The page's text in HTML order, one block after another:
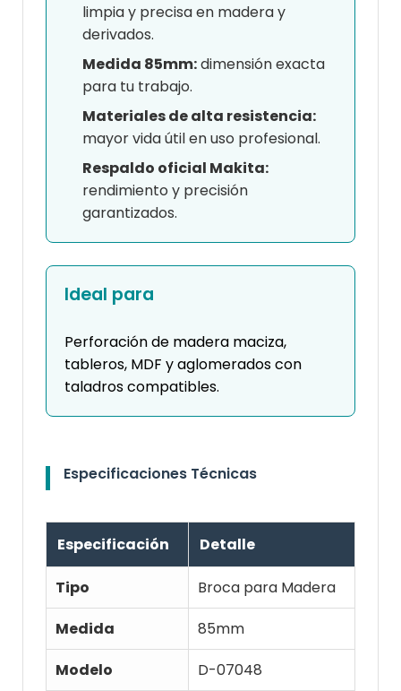
limpia y precisa en madera y
derivados.
Medida 85mm:dimensión exacta
para tu trabajo.
Materiales de alta resistencia:
mayor vida útil en uso profesional.
Respaldo oficial Makita:
rendimiento y precisión
garantizados.
Ideal para
Perforación de madera maciza,
tableros, MDF y aglomerados con
taladros compatibles.
Especificaciones Técnicas
Especificación Detalle
Tipo
Broca para Madera
Medida
85mm
Modelo
D-07048